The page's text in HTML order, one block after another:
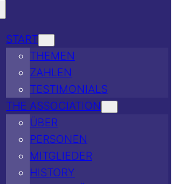
START
THEMEN
ZAHLEN
TESTIMONIALS
THE ASSOCIATION
ÜBER
PERSONEN
MITGLIEDER
HISTORY